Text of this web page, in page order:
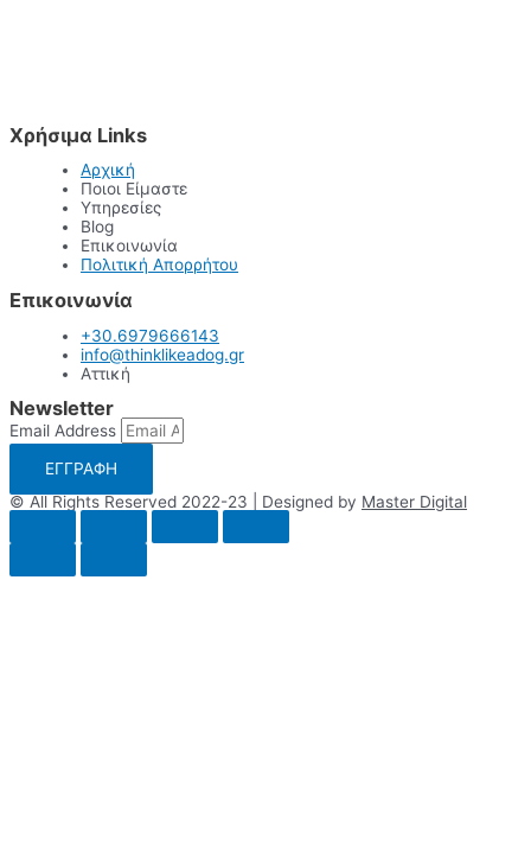
Χρήσιμα Links
Αρχική
Ποιοι Είμαστε
Υπηρεσίες
Blog
Επικοινωνία
Πολιτική Απορρήτου
Επικοινωνία
+30.6979666143
info@thinklikeadog.gr
Αττική
Newsletter
Email Address
ΕΓΓΡΑΦΗ
© All Rights Reserved 2022-23 | Designed by Master Digital